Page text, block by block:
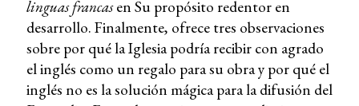
linguas francasen Su propósito redentor en
desarrollo. Finalmente, ofrece tres observaciones
sobre por qué la Iglesia podría recibir con agrado
el inglés como un regalo para su obra y por qué el
inglés no es la solución mágica para la difusión del